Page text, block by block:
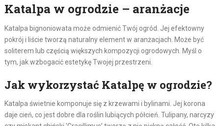
Katalpa w ogrodzie – aranżacje
Katalpa bignoniowata może odmienić Twój ogród. Jej efektowny
pokrój i liście tworzą naturalny element w aranżacjach. Może być
soliterem lub częścią większych kompozycji ogrodowych. Myśl o
tym, jak wzbogacić estetykę Twojej przestrzeni.
Jak wykorzystać Katalpę w ogrodzie?
Katalpa świetnie komponuje się z krzewami i bylinami. Jej korona
daje cień, co jest dobre dla roślin lubiących półcień. Tulipany, narcyzy